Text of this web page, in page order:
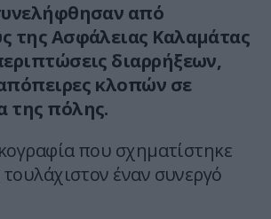
από
της Ασφάλειας Καλαμάτας
διαρρήξεων,
κλοπών σε
της πόλης.
που σχηματίστηκε
έναν συνεργό